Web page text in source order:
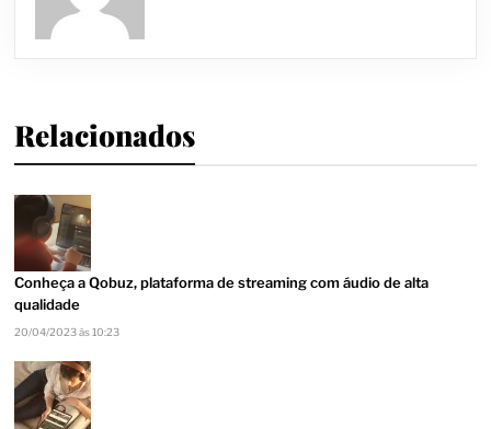
Relacionados
Conheça a Qobuz, plataforma de streaming com áudio de alta
qualidade
20/04/2023 às 10:23